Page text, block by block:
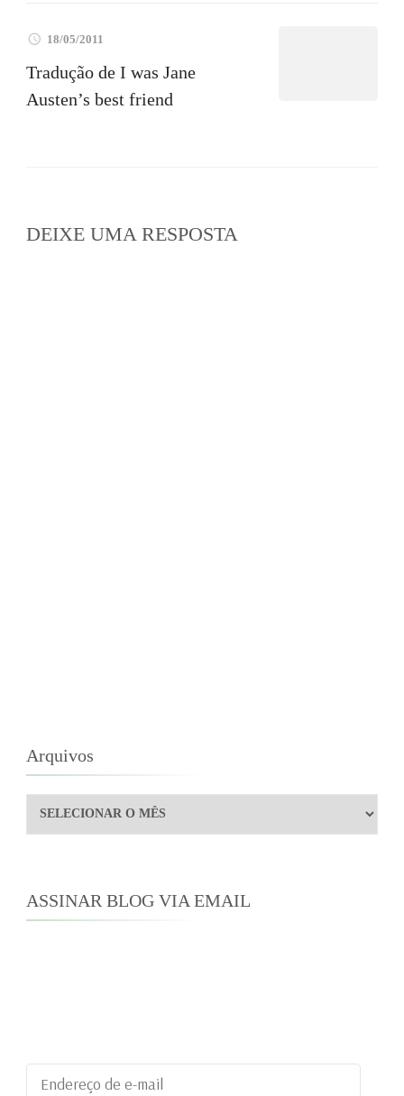
18/05/2011
Tradução de I was Jane
Austen’s best friend
DEIXE UMA RESPOSTA
Arquivos
Arquivos
ASSINAR BLOG VIA EMAIL
Endereço